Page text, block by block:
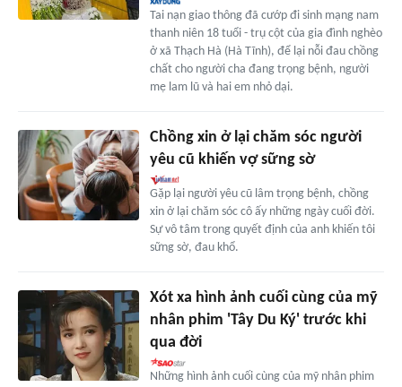
Tai nạn giao thông đã cướp đi sinh mạng nam
thanh niên 18 tuổi - trụ cột của gia đình nghèo
ở xã Thạch Hà (Hà Tĩnh), để lại nỗi đau chồng
chất cho người cha đang trọng bệnh, người
mẹ lam lũ và hai em nhỏ dại.
Chồng xin ở lại chăm sóc người
yêu cũ khiến vợ sững sờ
Gặp lại người yêu cũ lâm trọng bệnh, chồng
xin ở lại chăm sóc cô ấy những ngày cuối đời.
Sự vô tâm trong quyết định của anh khiến tôi
sững sờ, đau khổ.
Xót xa hình ảnh cuối cùng của mỹ
nhân phim 'Tây Du Ký' trước khi
qua đời
Những hình ảnh cuối cùng của mỹ nhân phim